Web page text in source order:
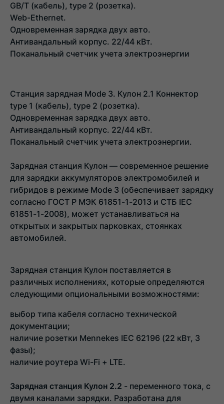
GB/T (кабель), type 2 (розетка).
Web-Ethernet.
Одновременная зарядка двух авто.
Антивандальный корпус. 22/44 кВт.
Поканальный счетчик учета электроэнергии
Станция зарядная Mode 3. Кулон 2.1 Коннектор
type 1 (кабель), type 2 (розетка).
Одновременная зарядка двух авто.
Антивандальный корпус. 22/44 кВт.
Поканальный счетчик учета электроэнергии.
Зарядная станция Кулон — современное решение
для зарядки аккумуляторов электромобилей и
гибридов в режиме Mode 3 (обеспечивает зарядку
согласно ГОСТ Р МЭК 61851-1-2013 и СТБ IEC
61851-1-2008), может устанавливаться на
открытых и закрытых парковках, стоянках
автомобилей.
Зарядная станция Кулон поставляется в
различных исполнениях, которые определяются
следующими опциональными возможностями:
выбор типа кабеля согласно технической
документации;
наличие розетки Mennekes IEC 62196 (22 кВт, 3
фазы);
наличие роутера Wi-Fi + LTE.
Зарядная станция Кулон 2.2 - переменного тока, с
двумя каналами зарядки. Разработана для